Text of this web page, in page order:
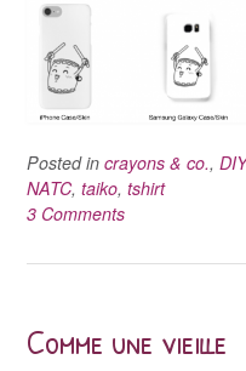
Posted in crayons & co.,
NATC, taiko, tshirt
3 Comments
Comme une vieille